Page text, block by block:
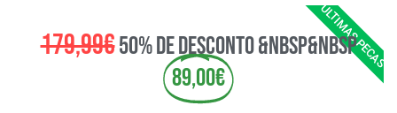
ULTIMAS PECAS
179,99€50% de desconto &nbsp&nbsp
89,00€